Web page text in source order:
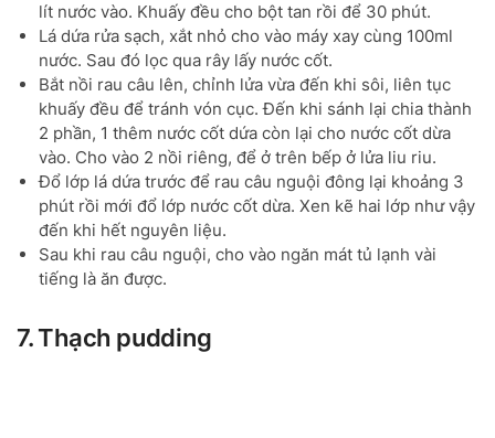
lít nước vào. Khuấy đều cho bột tan rồi để 30 phút.
Lá dứa rửa sạch, xắt nhỏ cho vào máy xay cùng 100ml
nước. Sau đó lọc qua rây lấy nước cốt.
Bắt nồi rau câu lên, chỉnh lửa vừa đến khi sôi, liên tục
khuấy đều để tránh vón cục. Đến khi sánh lại chia thành
2 phần, 1 thêm nước cốt dứa còn lại cho nước cốt dừa
vào. Cho vào 2 nồi riêng, để ở trên bếp ở lửa liu riu.
Đổ lớp lá dứa trước để rau câu nguội đông lại khoảng 3
phút rồi mới đổ lớp nước cốt dừa. Xen kẽ hai lớp như vậy
đến khi hết nguyên liệu.
Sau khi rau câu nguội, cho vào ngăn mát tủ lạnh vài
tiếng là ăn được.
7. Thạch pudding